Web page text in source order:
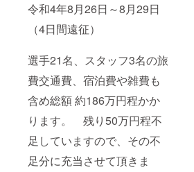
令和4年8月26日～8月29日
（4日間遠征）
選手21名、スタッフ3名の旅
費交通費、宿泊費や雑費も
含め総額 約186万円程かか
ります。 残り50万円程不
足していますので、その不
足分に充当させて頂きま